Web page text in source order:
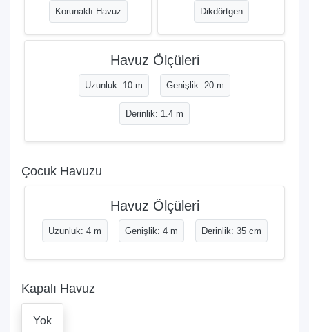
Korunaklı Havuz Dikdörtgen
Havuz Ölçüleri
Uzunluk: 10 m Genişlik: 20 m
Derinlik: 1.4 m
Çocuk Havuzu
Havuz Ölçüleri
Uzunluk: 4 m Genişlik: 4 m Derinlik: 35 cm
Kapalı Havuz
Yok